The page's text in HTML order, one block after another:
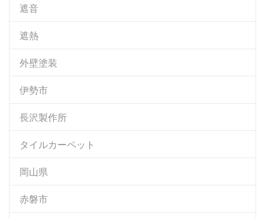
遮音
遮熱
外壁塗装
伊勢市
長沢製作所
タイルカーペット
岡山県
赤磐市